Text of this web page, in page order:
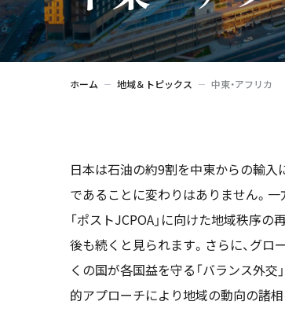
ホーム 地域＆トピックス 中東・アフリカ
日本は石油の約9割を中東からの輸入
であることに変わりはありません。一
「ポストJCPOA」に向けた地域秩序
後も続くと見られます。さらに、グロ
くの国が各国益を守る「バランス外交
的アプローチにより地域の動向の諸